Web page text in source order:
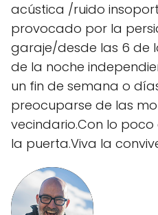
acústica /ruido
provocado por la
garaje/desde las 6 de
de la noche
un fin de semana o
preocuparse de las
vecindario.Con lo
la puerta.Viva la